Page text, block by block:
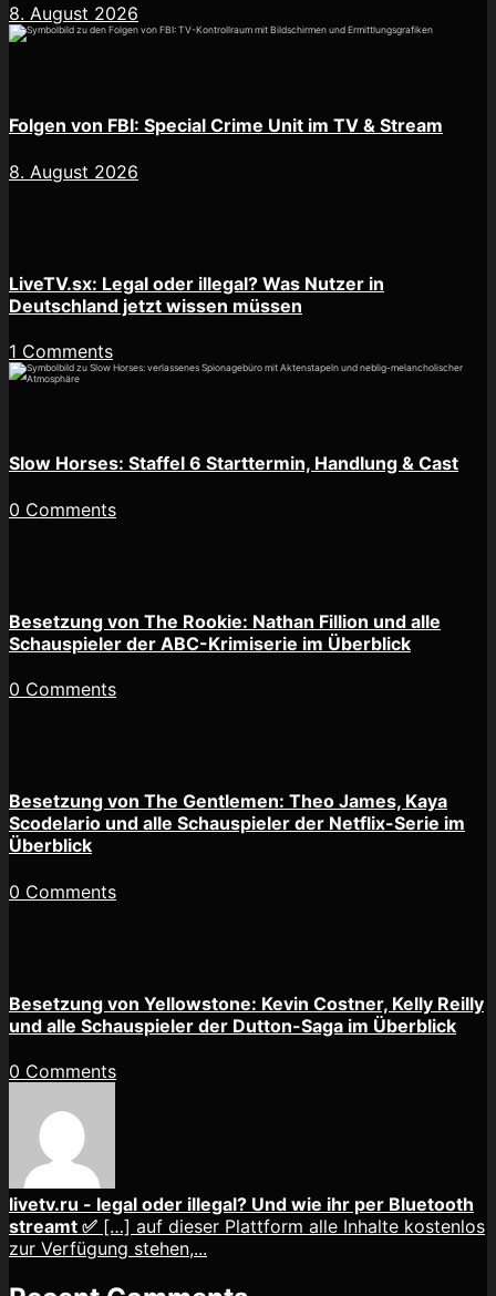
8. August 2026
Folgen von FBI: Special Crime Unit im TV & Stream
8. August 2026
LiveTV.sx: Legal oder illegal? Was Nutzer in
Deutschland jetzt wissen müssen
1 Comments
Slow Horses: Staffel 6 Starttermin, Handlung & Cast
0 Comments
Besetzung von The Rookie: Nathan Fillion und alle
Schauspieler der ABC-Krimiserie im Überblick
0 Comments
Besetzung von The Gentlemen: Theo James, Kaya
Scodelario und alle Schauspieler der Netflix-Serie im
Überblick
0 Comments
Besetzung von Yellowstone: Kevin Costner, Kelly Reilly
und alle Schauspieler der Dutton-Saga im Überblick
0 Comments
livetv.ru - legal oder illegal? Und wie ihr per Bluetooth
streamt ✅ […] auf dieser Plattform alle Inhalte kostenlos
zur Verfügung stehen,...